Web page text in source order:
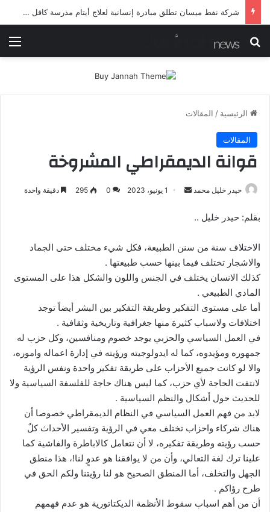
شرطة ميسان تلقي القبض على مطلقي العيارات النارية أثناء تشييع جنائزي في العمارة
بحث عن
الرئيسية / المقالات
المقالات
قوانة الديمقراطي المشروخة
حيدر خليل محمد
أرسل
1 يونيو، 2023 0
295 دقيقة واحدة
بقلم: حيدر خليل ..
الاختلاف سنة من سنن الطبيعة، فكل شيء مختلف حتى الجماد
والاشجار تختلف فيما بينها حسب طبيعتها .
كذلك الانسان يختلف في الجنس واللون والشكل هذا على المستوى
المادي الطبيعي .
أما على مستوى التفكير وطريقة التفكير بين البشر أيضاً توجد
اختلافات ولاسباب كثيرة منها جغرافية وتاريخية وثقافية .
في العمل السياسي والحزبي يوجد خصوم ومنافسين، وكل حزب له
جمهوره ومؤيدوه، كما له ايدولوجيته ورؤيته في إدارة اعماله واموره،
والا لو كانت جميع الأحزاب على طريقة تفكير واحدة ونفس الرؤية
لانتفت الحاجة لأي حزب، كما ليس هناك حاجة للفلسفة السياسية ولا
للحديث حول أشكال والنظم السياسية .
لابد من فهم العمل السياسي في النظام الديمقراطي خصوصا أن
هناك شركاء واحزاب تختلف معي في الرؤية وتفسير الأحداث كلٌ
حسب رؤيته وطريقة تفكيره، لا أن نتعامل كالاباطرة والفاشية كما
علينا ترك لغة التعالي، وأن من لا يوافقنا هو عدوٍ لنا!، هذا منطق
الجهل والتخلف، أما المنطق الصحيح هو لنا رؤيتنا ولكم الحق في
طرح رؤاكم .
أن من أهم اسباب سقوط الأنظمة الديكتاتورية هو عدم فهمهم